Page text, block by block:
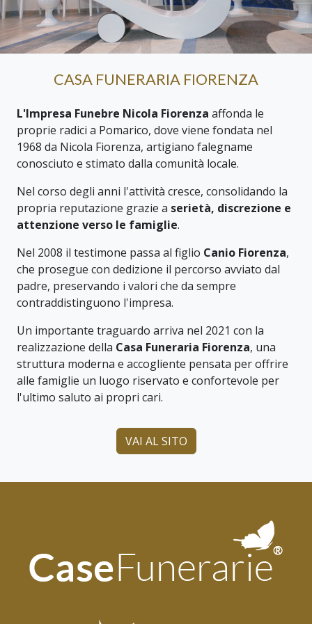
CASA FUNERARIA FIORENZA
L'Impresa Funebre Nicola Fiorenza affonda le
proprie radici a Pomarico, dove viene fondata nel
1968 da Nicola Fiorenza, artigiano falegname
conosciuto e stimato dalla comunità locale.
Nel corso degli anni l'attività cresce, consolidando la
propria reputazione grazie a serietà, discrezione e
attenzione verso le famiglie.
Nel 2008 il testimone passa al figlio Canio Fiorenza,
che prosegue con dedizione il percorso avviato dal
padre, preservando i valori che da sempre
contraddistinguono l'impresa.
Un importante traguardo arriva nel 2021 con la
realizzazione della Casa Funeraria Fiorenza, una
struttura moderna e accogliente pensata per offrire
alle famiglie un luogo riservato e confortevole per
l'ultimo saluto ai propri cari.
VAI AL SITO